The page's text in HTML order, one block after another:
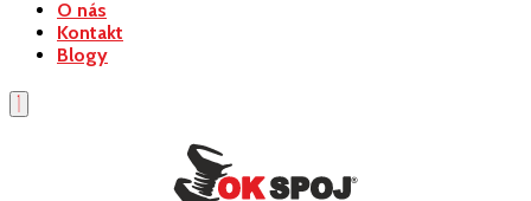
O nás
Kontakt
Blogy